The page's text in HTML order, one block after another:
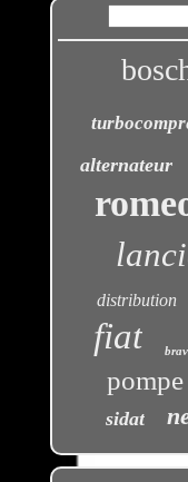
alternateur
distribution
fiat
pompe
sidat